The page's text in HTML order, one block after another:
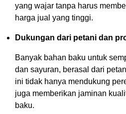
yang wajar tanpa harus
harga jual yang tinggi.
Dukungan dari petani dan
Banyak bahan baku untuk
dan sayuran, berasal dari
ini tidak hanya mendukung
juga memberikan jaminan
baku.